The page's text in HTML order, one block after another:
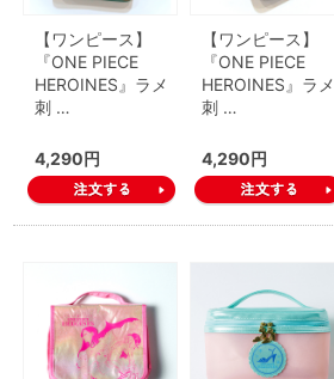
【ワンピース】
『ONE PIECE
HEROINES』ラメ
刺 …
4,290円
【ワンピース】
『ONE PIECE
HEROINES』ラメ
刺 …
4,290円